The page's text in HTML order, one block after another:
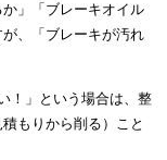
」「ブレーキオイル
、「ブレーキが汚れ
！」という場合は、整
もりから削る）こと